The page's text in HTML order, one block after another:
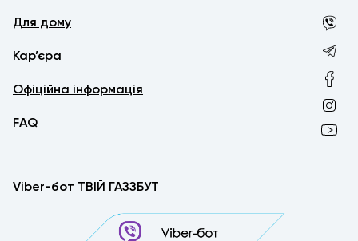
Для дому
Кар’єра
Офіційна інформація
FAQ
Viber-бот ТВІЙ ГАЗЗБУТ